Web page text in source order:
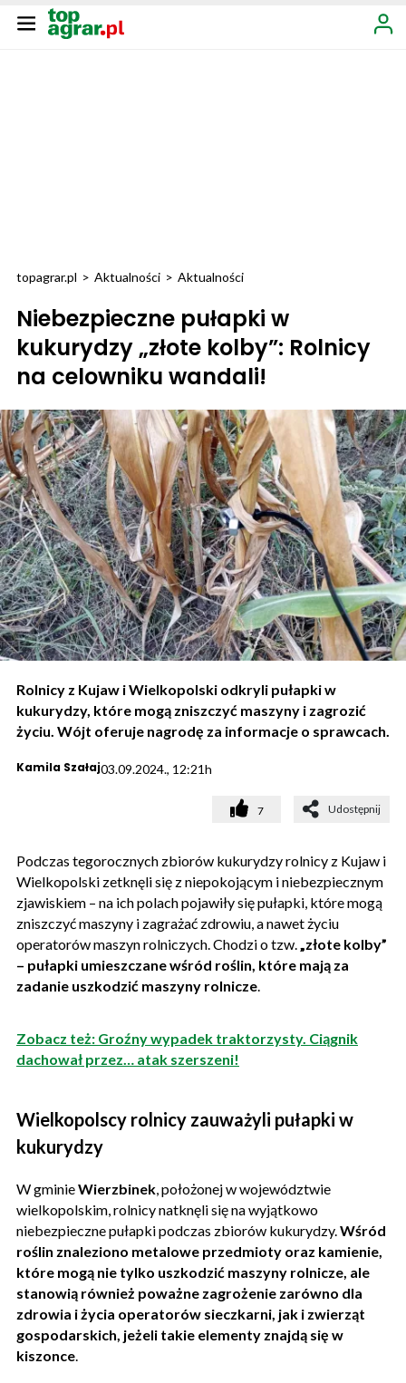
topagrar.pl > Aktualności > Aktualności
Niebezpieczne pułapki w
kukurydzy „złote kolby”: Rolnicy
na celowniku wandali!
Rolnicy z Kujaw i Wielkopolski odkryli pułapki w
kukurydzy, które mogą zniszczyć maszyny i zagrozić
życiu. Wójt oferuje nagrodę za informacje o sprawcach.
Kamila Szałaj03.09.2024., 12:21h
7 Udostępnij
Podczas tegorocznych zbiorów kukurydzy rolnicy z Kujaw i
Wielkopolski zetknęli się z niepokojącym i niebezpiecznym
zjawiskiem – na ich polach pojawiły się pułapki, które mogą
zniszczyć maszyny i zagrażać zdrowiu, a nawet życiu
operatorów maszyn rolniczych. Chodzi o tzw.„złote kolby”
– pułapki umieszczane wśród roślin, które mają za
zadanie uszkodzić maszyny rolnicze.
Zobacz też: Groźny wypadek traktorzysty. Ciągnik
dachował przez… atak szerszeni!
Wielkopolscy rolnicy zauważyli pułapki w
kukurydzy
W gminieWierzbinek, położonej w województwie
wielkopolskim, rolnicy natknęli się na wyjątkowo
niebezpieczne pułapki podczas zbiorów kukurydzy.Wśród
roślin znaleziono metalowe przedmioty oraz kamienie,
które mogą nie tylko uszkodzić maszyny rolnicze, ale
stanowią również poważne zagrożenie zarówno dla
zdrowia i życia operatorów sieczkarni, jak i zwierząt
gospodarskich, jeżeli takie elementy znajdą się w
kiszonce.